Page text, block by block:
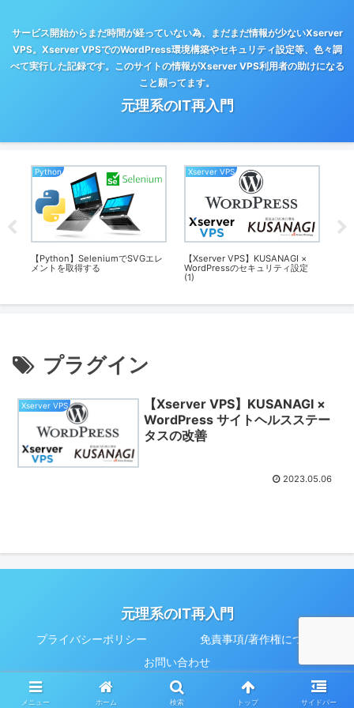
サービス開始からまだ時間が経っていない為、まだまだ情報が少ないXserver
VPS。Xserver VPSでのWordPress環境構築やセキュリティ設定等、色々調
べて実行した記録です。このサイトの情報がXserver VPS利用者の助けになる
こと願ってます。
元理系のIT再入門
Python
【Python】SeleniumでSVGエレ
メントを取得する
Xserver VPS
【Xserver VPS】KUSANAGI ×
WordPressのセキュリティ設定
(1)
プラグイン
Xserver VPS
【Xserver VPS】KUSANAGI ×
WordPress サイトヘルスステー
タスの改善
2023.05.06
元理系のIT再入門
プライバシーポリシー
免責事項/著作権について
お問い合わせ
© 2023 元理系のIT再入門.
メニュー ホーム 検索 トップ サイドバー